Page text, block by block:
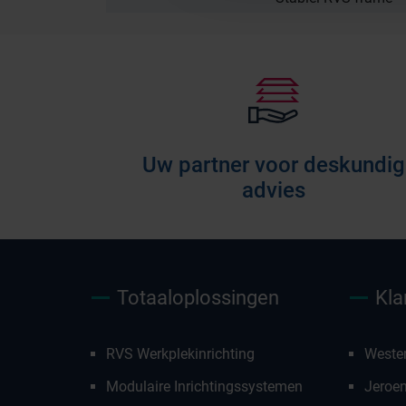
Uw partner voor deskundig
advies
Totaaloplossingen
RVS Werkplekinrichting
Modulaire Inrichtingssystemen